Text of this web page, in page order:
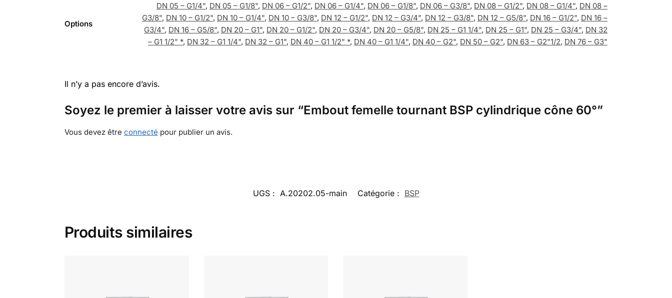
Options
DN 05 – G1/4", DN 05 – G1/8", DN 06 – G1/2", DN 06 – G1/4", DN 06 – G1/8", DN 06 – G3/8", DN 08 – G1/2", DN 08 – G1/4", DN 08 –
G3/8", DN 10 – G1/2", DN 10 – G1/4", DN 10 – G3/8", DN 12 – G1/2", DN 12 – G3/4", DN 12 – G3/8", DN 12 – G5/8", DN 16 – G1/2", DN 16 –
G3/4", DN 16 – G5/8", DN 20 – G1", DN 20 – G1/2", DN 20 – G3/4", DN 20 – G5/8", DN 25 – G1 1/4", DN 25 – G1", DN 25 – G3/4", DN 32
– G1 1/2" *, DN 32 – G1 1/4", DN 32 – G1", DN 40 – G1 1/2" *, DN 40 – G1 1/4", DN 40 – G2", DN 50 – G2", DN 63 – G2"1/2, DN 76 – G3"
Il n’y a pas encore d’avis.
Soyez le premier à laisser votre avis sur “Embout femelle tournant BSP cylindrique cône 60°”
Vous devez être connecté pour publier un avis.
UGS : A.20202.05-main Catégorie : BSP
Produits similaires